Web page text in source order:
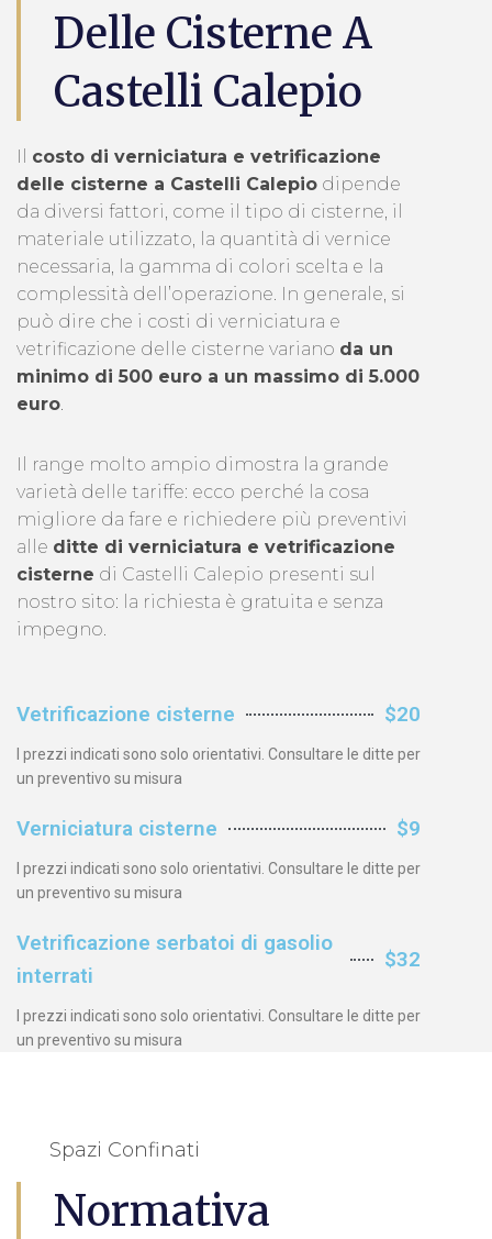
Delle Cisterne A
Castelli Calepio
costo di verniciatura e vetrificazione
delle cisterne a Castelli Calepio dipende
da diversi fattori, come il tipo di cisterne, il
materiale utilizzato, la quantità di vernice
necessaria, la gamma di colori scelta e la
complessità dell’operazione. In generale, si
può dire che i costi di verniciatura e
vetrificazione delle cisterne variano da un
minimo di 500 euro a un massimo di 5.000
euro.
Il range molto ampio dimostra la grande
varietà delle tariffe: ecco perché la cosa
migliore da fare e richiedere più preventivi
alle ditte di verniciatura e vetrificazione
cisterne di Castelli Calepio presenti sul
nostro sito: la richiesta è gratuita e senza
impegno.
Vetrificazione cisterne $20
I prezzi indicati sono solo orientativi. Consultare le ditte per
un preventivo su misura
Verniciatura cisterne $9
I prezzi indicati sono solo orientativi. Consultare le ditte per
un preventivo su misura
Vetrificazione serbatoi di gasolio
interrati
$32
I prezzi indicati sono solo orientativi. Consultare le ditte per
un preventivo su misura
Spazi Confinati
Normativa